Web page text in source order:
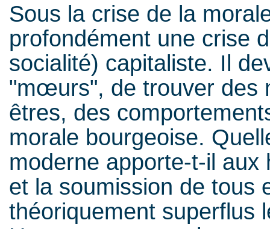
Sous la crise de la
profondément une crise
socialité) capitaliste. Il
"mœurs", de trouver des
êtres, des
morale bourgeoise.
moderne apporte-t-il
et la soumission de tous
théoriquement superflus